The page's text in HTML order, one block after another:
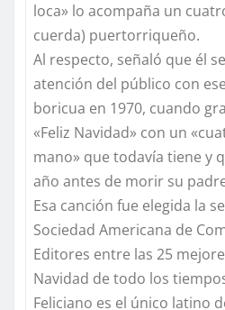
loca» lo acompaña un
cuerda) puertorriqueño.
Al respecto, señaló que él
atención del público con
boricua en 1970, cuando
«Feliz Navidad» con un
mano» que todavía tiene y
año antes de morir su
Esa canción fue elegida la
Sociedad Americana de
Editores entre las 25
Navidad de todo los
Feliciano es el único latino